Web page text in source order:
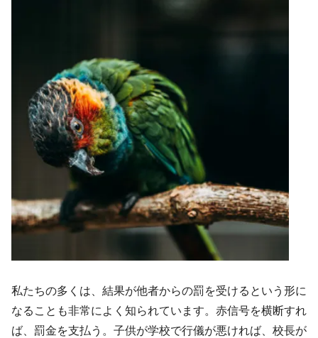
私たちの多くは、結果が他者からの罰を受けるという形に
なることも非常によく知られています。赤信号を横断すれ
ば、罰金を支払う。子供が学校で行儀が悪ければ、校長が